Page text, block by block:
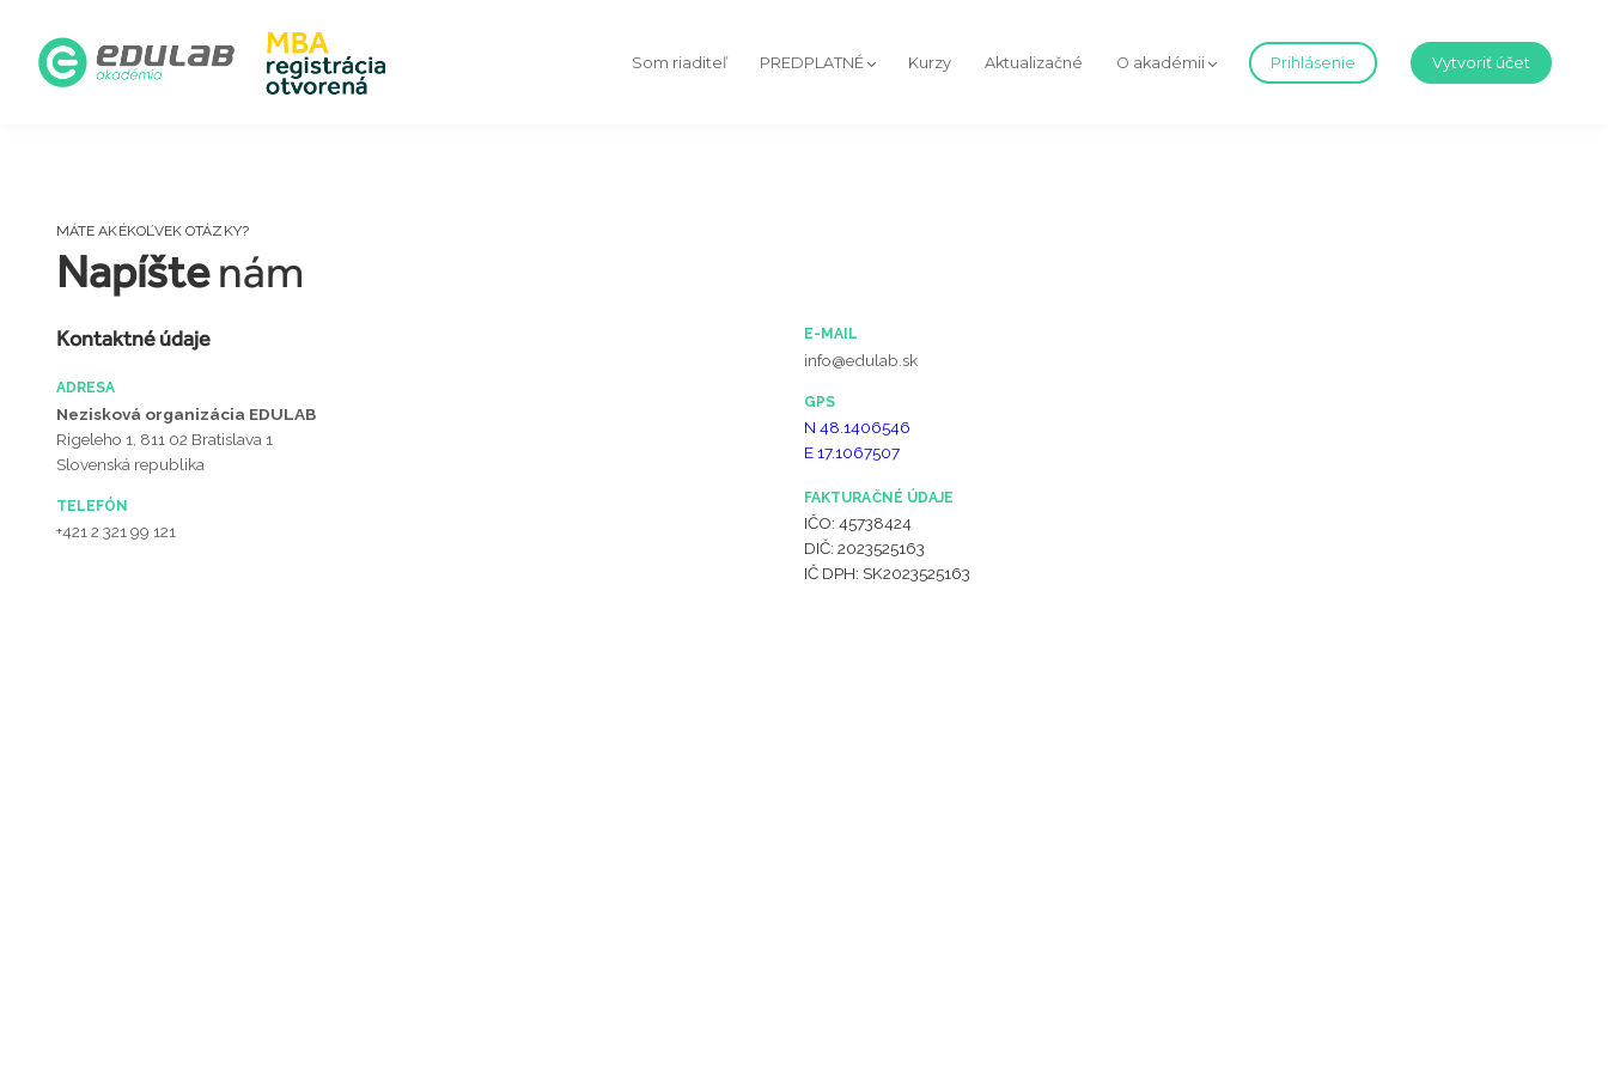
Som riaditeľ PREDPLATNÉ Kurzy Aktualizačné O akadémii Prihlásenie Vytvoriť účet
MÁTE AKÉKOĽVEK OTÁZKY?
Napíštenám
Kontaktné údaje
ADRESA
Nezisková organizácia EDULAB
Rigeleho 1, 811 02 Bratislava 1
Slovenská republika
TELEFÓN
+421 2 321 99 121
E-MAIL
info@edulab.sk
GPS
N 48.1406546
E 17.1067507
FAKTURAČNÉ ÚDAJE
IČO: 45738424
DIČ: 2023525163
IČ DPH: SK2023525163